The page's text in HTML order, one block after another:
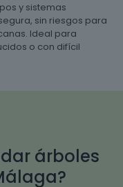
y sistemas
sin riesgos para
Ideal para
o con difícil
árboles